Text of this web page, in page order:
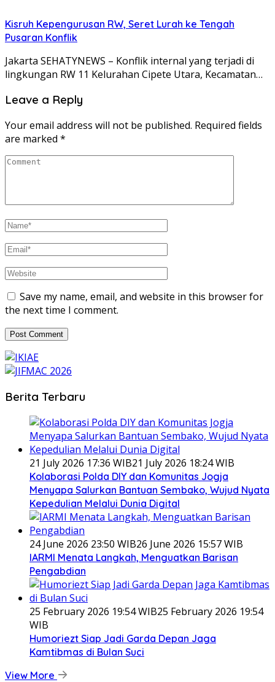
Kisruh Kepengurusan RW, Seret Lurah ke Tengah
Pusaran Konflik
Jakarta SEHATYNEWS – Konflik internal yang terjadi di
lingkungan RW 11 Kelurahan Cipete Utara, Kecamatan…
Leave a Reply
Your email address will not be published. Required fields
are marked *
Save my name, email, and website in this browser for
the next time I comment.
Berita Terbaru
21 July 2026 17:36 WIB21 July 2026 18:24 WIB
Kolaborasi Polda DIY dan Komunitas Jogja
Menyapa Salurkan Bantuan Sembako, Wujud Nyata
Kepedulian Melalui Dunia Digital
24 June 2026 23:50 WIB26 June 2026 15:57 WIB
IARMI Menata Langkah, Menguatkan Barisan
Pengabdian
25 February 2026 19:54 WIB25 February 2026 19:54
WIB
Humoriezt Siap Jadi Garda Depan Jaga
Kamtibmas di Bulan Suci
View More